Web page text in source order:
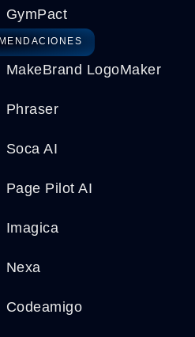
GymPact
MakeBrand LogoMaker
Phraser
Soca AI
Page Pilot AI
Imagica
Nexa
Codeamigo